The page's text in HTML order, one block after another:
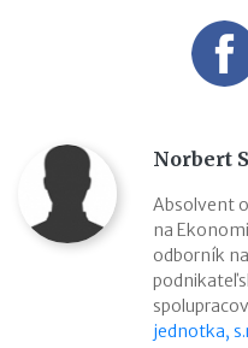
Norbert
Absolvent
na
odborník
jednotka,